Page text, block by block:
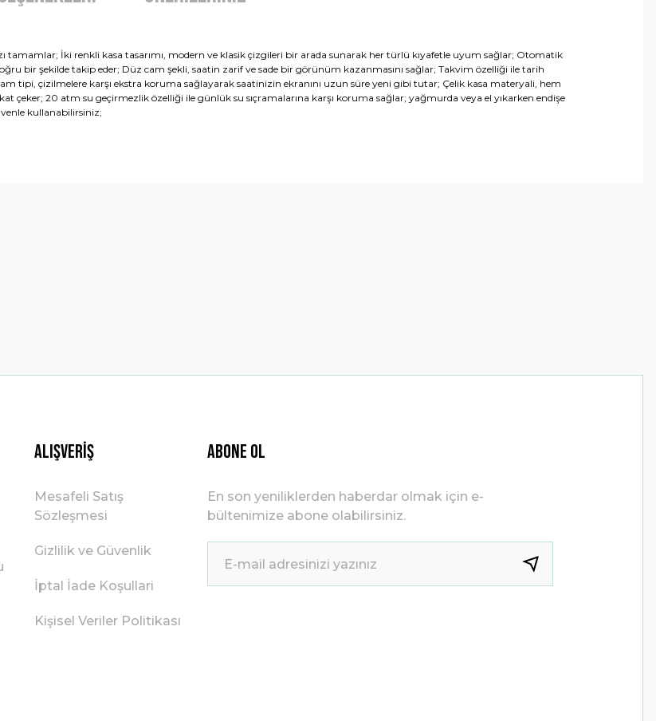
tamamlar; İki renkli kasa tasarımı, modern ve klasik çizgileri bir arada sunarak her türlü kıyafetle uyum sağlar; Otomatik
bir şekilde takip eder; Düz cam şekli, saatin zarif ve sade bir görünüm kazanmasını sağlar; Takvim özelliği ile tarih
tipi, çizilmelere karşı ekstra koruma sağlayarak saatinizin ekranını uzun süre yeni gibi tutar; Çelik kasa materyali, hem
çeker; 20 atm su geçirmezlik özelliği ile günlük su sıçramalarına karşı koruma sağlar; yağmurda veya el yıkarken endişe
kullanabilirsiniz;
Alışveriş
Mesafeli Satış
Sözleşmesi
Gizlilik ve Güvenlik
İptal İade Koşullari
Kişisel Veriler Politikası
ABONE OL
En son yeniliklerden haberdar olmak için e-
bültenimize abone olabilirsiniz.